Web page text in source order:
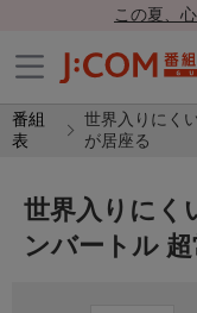
この夏、
番組
表
世界入りにく
が居座る
世界入りにく
ンバートル